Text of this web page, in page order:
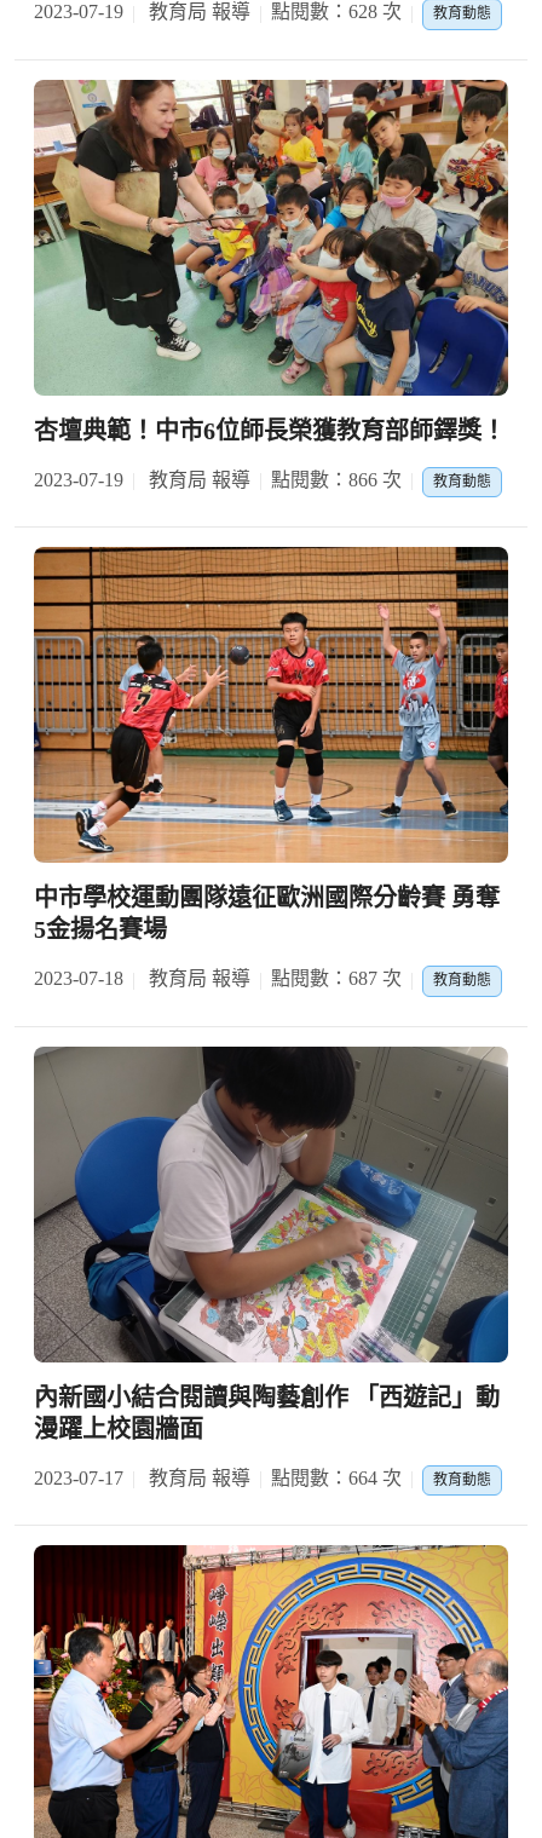
2023-07-19 教育局 報導 點閱數：628 次 教育動態
杏壇典範！中市6位師長榮獲教育部師鐸獎！
2023-07-19 教育局 報導 點閱數：866 次 教育動態
中市學校運動團隊遠征歐洲國際分齡賽 勇奪
5金揚名賽場
2023-07-18 教育局 報導 點閱數：687 次 教育動態
內新國小結合閱讀與陶藝創作 「西遊記」動
漫躍上校園牆面
2023-07-17 教育局 報導 點閱數：664 次 教育動態